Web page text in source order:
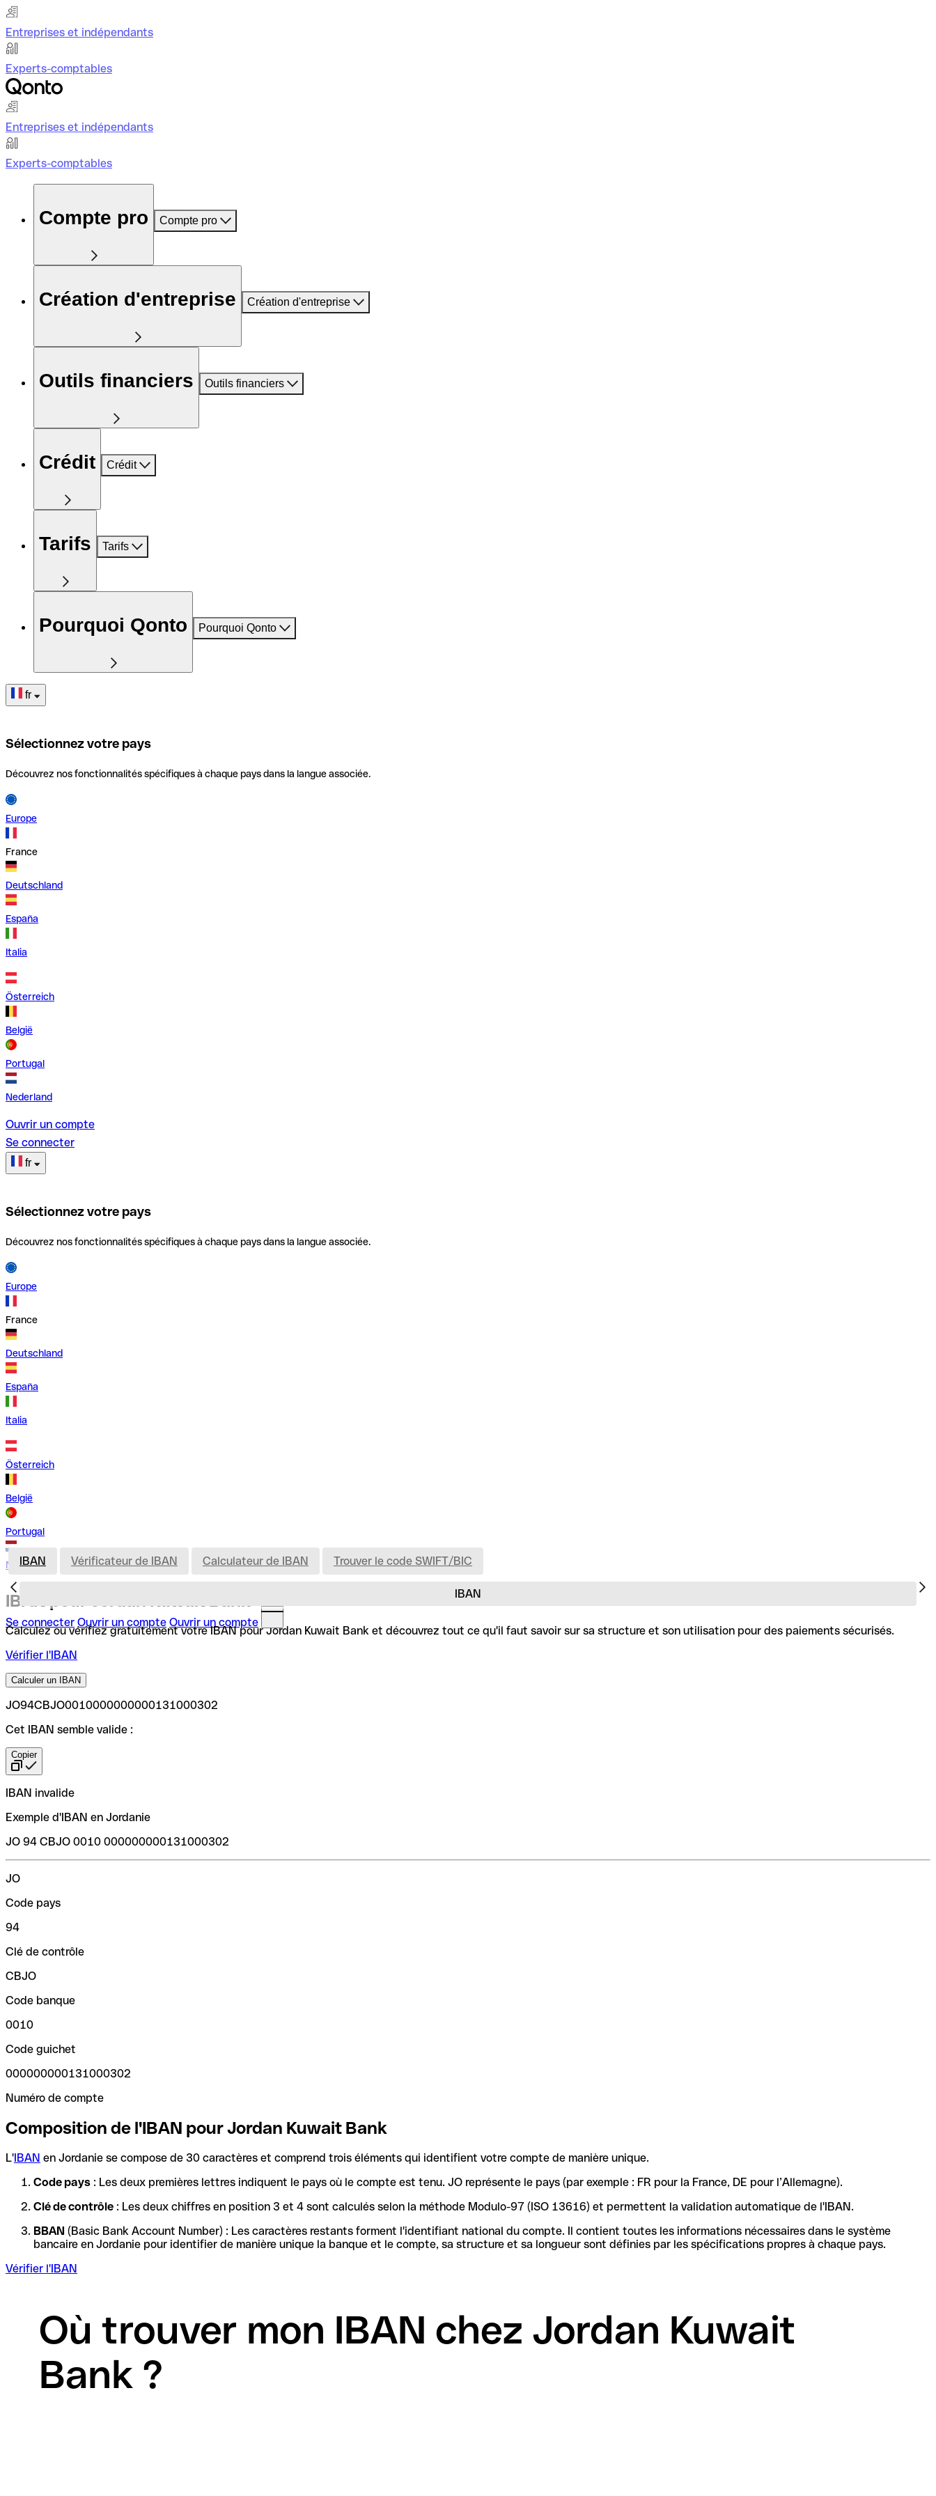
Entreprises et indépendants
Experts-comptables
Entreprises et indépendants
Experts-comptables
Compte pro Compte pro
Création d'entreprise Création d'entreprise
Outils financiers Outils financiers
Crédit Crédit
Tarifs Tarifs
Pourquoi Qonto Pourquoi Qonto
fr
Sélectionnez votre pays
Découvrez nos fonctionnalités spécifiques à chaque pays dans la langue associée.
Europe
France
Deutschland
España
Italia
Österreich
België
Portugal
Nederland
Ouvrir un compte
Se connecter
fr
Sélectionnez votre pays
Découvrez nos fonctionnalités spécifiques à chaque pays dans la langue associée.
Europe
France
Deutschland
España
Italia
Österreich
België
Portugal
Nederland
Se connecter Ouvrir un compte Ouvrir un compte
IBAN
IBAN Vérificateur de IBAN Calculateur de IBAN Trouver le code SWIFT/BIC
IBAN pour Jordan Kuwait Bank
Calculez ou vérifiez gratuitement votre IBAN pour Jordan Kuwait Bank et découvrez tout ce qu'il faut savoir sur sa structure et son utilisation pour des paiements sécurisés.
Vérifier l'IBAN
Calculer un IBAN
JO94CBJO0010000000000131000302
Cet IBAN semble valide :
Copier
IBAN invalide
Exemple d'IBAN en Jordanie
JO 94 CBJO 0010 000000000131000302
JO
Code pays
94
Clé de contrôle
CBJO
Code banque
0010
Code guichet
000000000131000302
Numéro de compte
Composition de l'IBAN pour Jordan Kuwait Bank
L'IBAN en Jordanie se compose de 30 caractères et comprend trois éléments qui identifient votre compte de manière unique.
Code pays : Les deux premières lettres indiquent le pays où le compte est tenu. JO représente le pays (par exemple : FR pour la France, DE pour l’Allemagne).
Clé de contrôle : Les deux chiffres en position 3 et 4 sont calculés selon la méthode Modulo-97 (ISO 13616) et permettent la validation automatique de l'IBAN.
BBAN (Basic Bank Account Number) : Les caractères restants forment l'identifiant national du compte. Il contient toutes les informations nécessaires dans le système
bancaire en Jordanie pour identifier de manière unique la banque et le compte, sa structure et sa longueur sont définies par les spécifications propres à chaque pays.
Vérifier l'IBAN
Où trouver mon IBAN chez Jordan Kuwait
Bank ?